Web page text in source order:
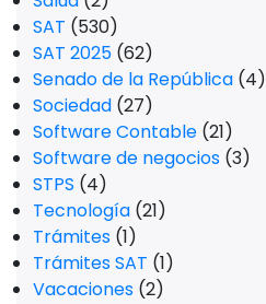
SAT (530)
SAT 2025 (62)
Senado de la República (4)
Sociedad (27)
Software Contable (21)
Software de negocios (3)
STPS (4)
Tecnología (21)
Trámites (1)
Trámites SAT (1)
Vacaciones (2)